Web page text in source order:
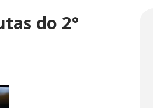
do 2°